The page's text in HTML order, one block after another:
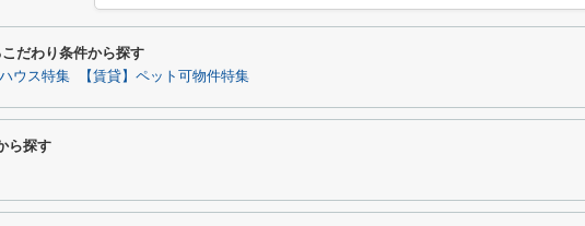
だわり条件から探す
ウス特集 【賃貸】ペット可物件特集
ら探す